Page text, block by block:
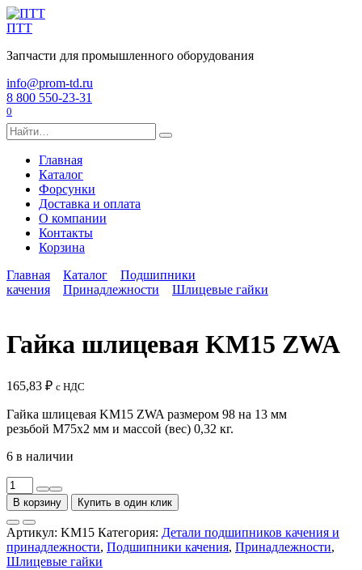
Перейти
к
ПТТ
Запчасти для промышленного оборудования
info@prom-td.ru
8 800 550-23-31
0
Search
for:
Главная
Каталог
Форсунки
Доставка и оплата
О компании
Контакты
Корзина
Главная
Каталог
Подшипники
качения
Принадлежности Шлицевые гайки
Гайка шлицевая KM15 ZWA
165,83 ₽ с НДС
Гайка шлицевая KM15 ZWA размером 98 на 13 мм
резьбой M75x2 мм и массой (вес) 0,32 кг.
6 в наличии
Количество
товара
Гайка
шлицевая
KM15
ZWA
В корзину Купить в один клик
Артикул: KM15 Категория: Детали подшипников качения и
принадлежности, Подшипники качения, Принадлежности,
Шлицевые гайки